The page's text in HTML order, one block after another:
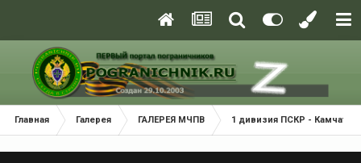
Главная Галерея ГАЛЕРЕЯ МЧПВ 1 дивизия ПСКР - Камчатка